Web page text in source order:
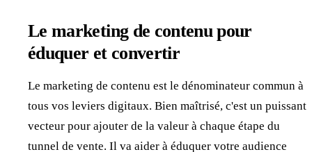
Le marketing de contenu pour
éduquer et convertir
Le marketing de contenu est le dénominateur commun à
tous vos leviers digitaux. Bien maîtrisé, c'est un puissant
vecteur pour ajouter de la valeur à chaque étape du
tunnel de vente. Il va aider à éduquer votre audience